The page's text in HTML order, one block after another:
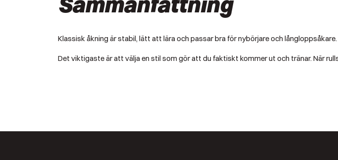
Klassisk åkning är stabil, lätt att lära och passar bra för nybörjare och
Det viktigaste är att välja en stil som gör att du faktiskt kommer ut och tränar. När